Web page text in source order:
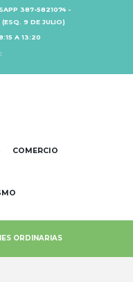
387-5821074 -
9 DE JULIO)
A 13:20
COMERCIO
ORDINARIAS